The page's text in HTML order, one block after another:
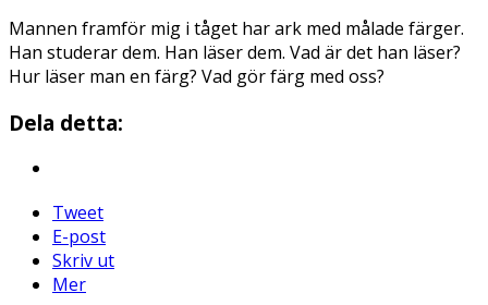
Mannen framför mig i tåget har ark med målade färger.
Han studerar dem. Han läser dem. Vad är det han läser?
Hur läser man en färg? Vad gör färg med oss?
Dela detta:
Tweet
E-post
Skriv ut
Mer